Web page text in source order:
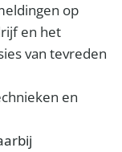
op
en het
van tevreden
en